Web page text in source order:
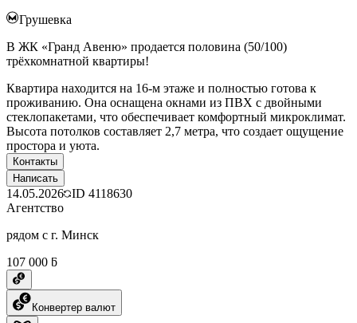
Грушевка
В ЖК «Гранд Авеню» продается половина (50/100)
трёхкомнатной квартиры!
Квартира находится на 16-м этаже и полностью готова к
проживанию. Она оснащена окнами из ПВХ с двойными
стеклопакетами, что обеспечивает комфортный микроклимат.
Высота потолков составляет 2,7 метра, что создает ощущение
простора и уюта.
Контакты
Написать
14.05.2026 ID 4118630
Агентство
рядом с г. Минск
107 000 ƃ
Конвертер валют